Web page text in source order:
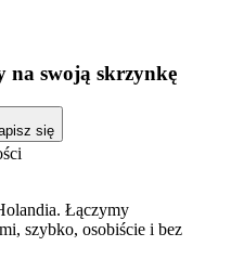
na swoją skrzynkę
się
Łączymy
szybko, osobiście i bez